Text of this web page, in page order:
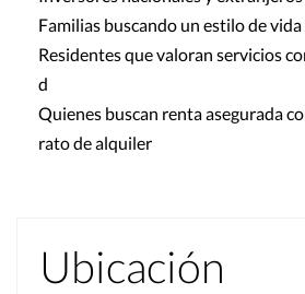
Familias buscando un estilo de
Residentes que valoran servicios
d
Quienes buscan renta asegurada
rato de alquiler
Ubicación